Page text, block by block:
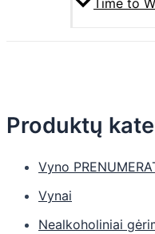
Time to
Produktų
Vyno
Vynai
Nealkoholiniai